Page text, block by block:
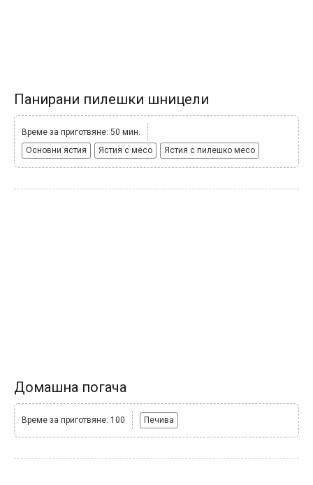
Панирани пилешки шницели
Време за приготвяне: 50 мин.
Основни ястия
Ястия с месо Ястия с пилешко месо
Домашна погача
Време за приготвяне: 100 Печива